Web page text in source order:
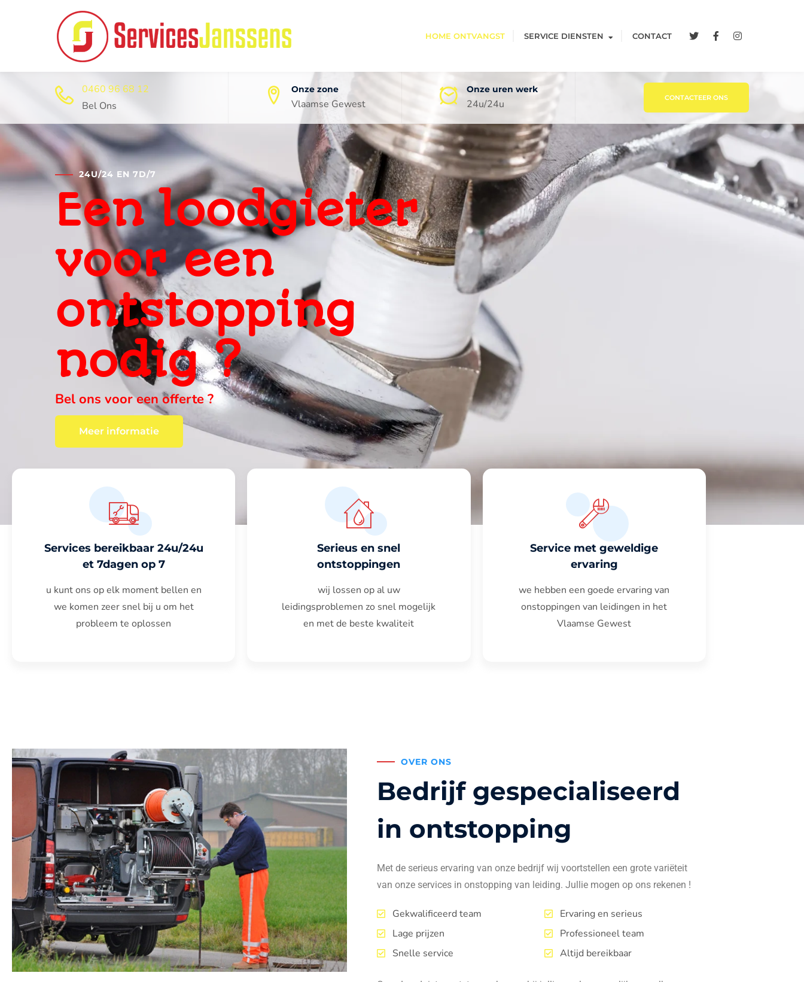
HOME ONTVANGST SERVICE DIENSTEN CONTACT
0460 96 68 12
Bel Ons
Onze zone
Vlaamse Gewest
Onze uren werk
24u/24u CONTACTEER ONS
Professioneel
ontstopping
dienst 20 jaar
ervaring, snel
ter plaats
wij vinden altijd een oplossing , correcte prijzen vanaf 119 euro
Services bereikbaar 24u/24u
et 7dagen op 7
u kunt ons op elk moment bellen en
we komen zeer snel bij u om het
probleem te oplossen
Serieus en snel
ontstoppingen
wij lossen op al uw
leidingsproblemen zo snel mogelijk
en met de beste kwaliteit
Service met geweldige
ervaring
we hebben een goede ervaring van
onstoppingen van leidingen in het
Vlaamse Gewest
OVER ONS
Bedrijf gespecialiseerd
in ontstopping
Met de serieus ervaring van onze bedrijf wij voortstellen een grote variëteit
van onze services in onstopping van leiding. Jullie mogen op ons rekenen !
Gekwalificeerd team
Lage prijzen
Snelle service
Ervaring en serieus
Professioneel team
Altijd bereikbaar